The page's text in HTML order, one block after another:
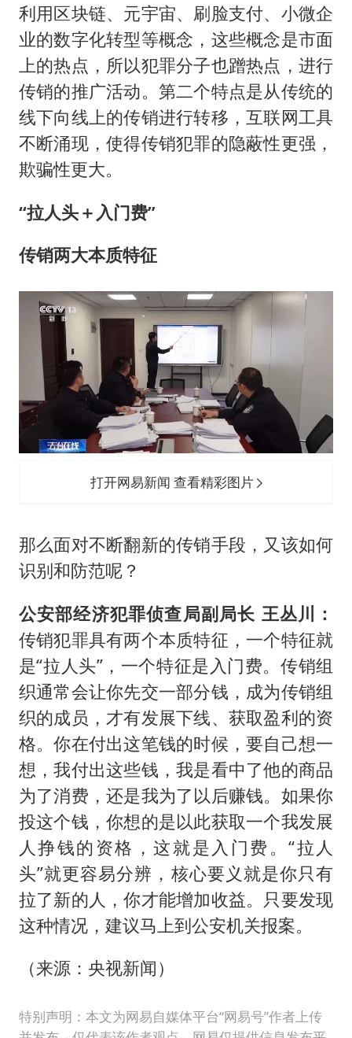
利用区块链、元宇宙、刷脸支付、小微企
业的数字化转型等概念，这些概念是市面
上的热点，所以犯罪分子也蹭热点，进行
传销的推广活动。第二个特点是从传统的
线下向线上的传销进行转移，互联网工具
不断涌现，使得传销犯罪的隐蔽性更强，
欺骗性更大。
“拉人头＋入门费”
传销两大本质特征
打开网易新闻 查看精彩图片
那么面对不断翻新的传销手段，又该如何
识别和防范呢？
公安部经济犯罪侦查局副局长 王丛川：
传销犯罪具有两个本质特征，一个特征就
是“拉人头”，一个特征是入门费。传销组
织通常会让你先交一部分钱，成为传销组
织的成员，才有发展下线、获取盈利的资
格。你在付出这笔钱的时候，要自己想一
想，我付出这些钱，我是看中了他的商品
为了消费，还是我为了以后赚钱。如果你
投这个钱，你想的是以此获取一个我发展
人挣钱的资格，这就是入门费。“拉人
头”就更容易分辨，核心要义就是你只有
拉了新的人，你才能增加收益。只要发现
这种情况，建议马上到公安机关报案。
（来源：央视新闻）
特别声明：本文为网易自媒体平台“网易号”作者上传